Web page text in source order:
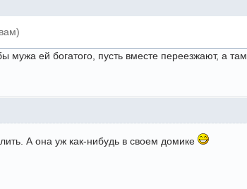
мужа ей богатого, пусть вместе переезжают, а там
А она уж как-нибудь в своем домике